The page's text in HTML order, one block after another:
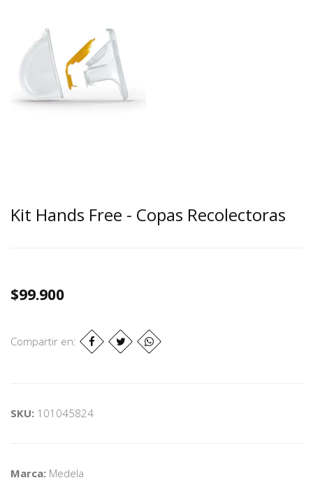
Kit Hands Free - Copas Recolectoras
$99.900
Compartir en:
SKU: 101045824
Marca: Medela